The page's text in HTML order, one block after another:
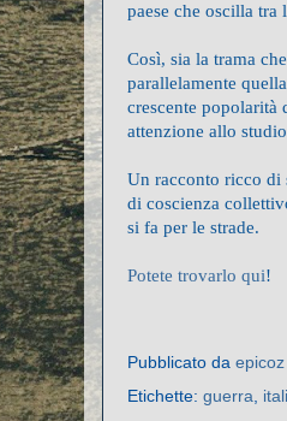
paese che oscilla tra
Così, sia la trama
parallelamente
crescente popolarità
attenzione allo
Un racconto ricco di
di coscienza
si fa per le strade.
Potete trovarlo qui!
Pubblicato da epicoz
Etichette: guerra